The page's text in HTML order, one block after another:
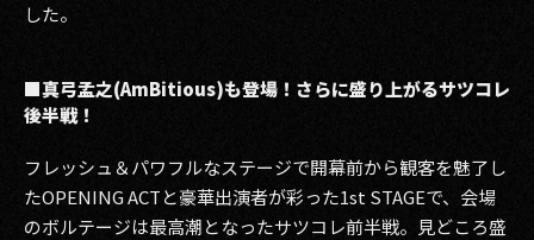
した。
■真弓孟之(AmBitious)も登場！さらに盛り上がるサツコレ
後半戦！
フレッシュ＆パワフルなステージで開幕前から観客を魅了し
たOPENING ACTと豪華出演者が彩った1st STAGEで、会場
のボルテージは最高潮となったサツコレ前半戦。見どころ盛